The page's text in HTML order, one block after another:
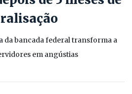
da bancada federal transforma a
em angústias